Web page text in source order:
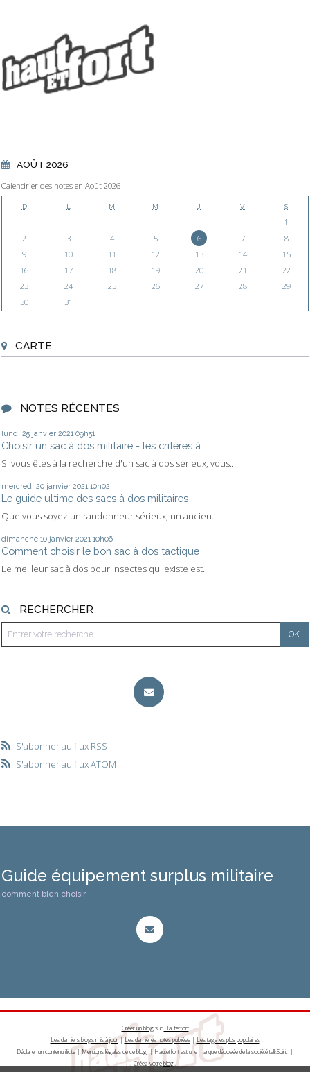
AOÛT 2026
Calendrier des notes en Août 2026
D L M M J V S
1
2
3 4 5 6 7
8
9
10 11 12 13 14
15
16
17 18 19 20 21
22
23
24 25 26 27 28
29
30
31
CARTE
NOTES RÉCENTES
lundi 25 janvier 2021 09h51
Choisir un sac à dos militaire - les critères à...
Si vous êtes à la recherche d'un sac à dos sérieux, vous...
mercredi 20 janvier 2021 10h02
Le guide ultime des sacs à dos militaires
Que vous soyez un randonneur sérieux, un ancien...
dimanche 10 janvier 2021 10h06
Comment choisir le bon sac à dos tactique
Le meilleur sac à dos pour insectes qui existe est...
RECHERCHER
S'abonner au flux RSS
S'abonner au flux ATOM
Guide équipement surplus militaire
comment bien choisir
Créer un blogsur Hautetfort
Les derniers blogs mis à jour|Les dernières notes publiées| Les tags les plus populaires
Déclarer un contenu illicite| Mentions légales de ce blog |Hautetfortest une marque déposée de la société talkSpirit |
Créez votreblog!